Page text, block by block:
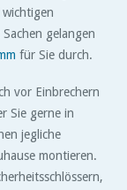
gelangen
für Sie durch.
vor Einbrechern
Sie gerne in
jegliche
montieren.